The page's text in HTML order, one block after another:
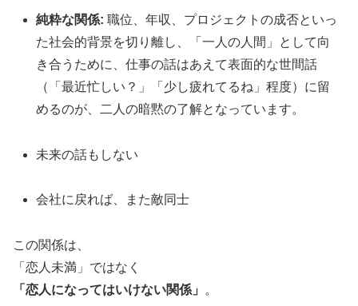
純粋な関係: 職位、年収、プロジェクトの成否といっ
た社会的背景を切り離し、「一人の人間」として向
き合うために、仕事の話はあえて表面的な世間話
（「最近忙しい？」「少し疲れてるね」程度）に留
めるのが、二人の暗黙の了解となっています。
未来の話もしない
会社に戻れば、また敵同士
この関係は、
「恋人未満」ではなく
「恋人になってはいけない関係」
。